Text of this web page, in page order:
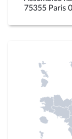
75355 Paris